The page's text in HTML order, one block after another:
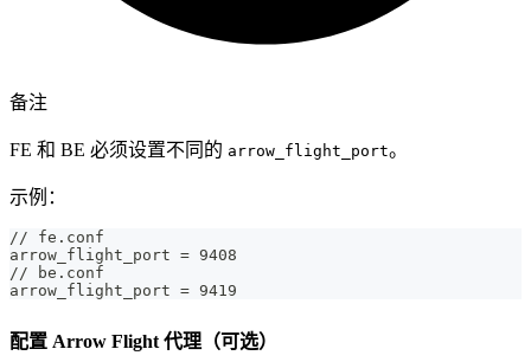
备注
FE 和 BE 必须设置不同的 arrow_flight_port。
示例：
// fe.conf
arrow_flight_port = 9408
// be.conf
arrow_flight_port = 9419
配置 Arrow Flight 代理（可选）